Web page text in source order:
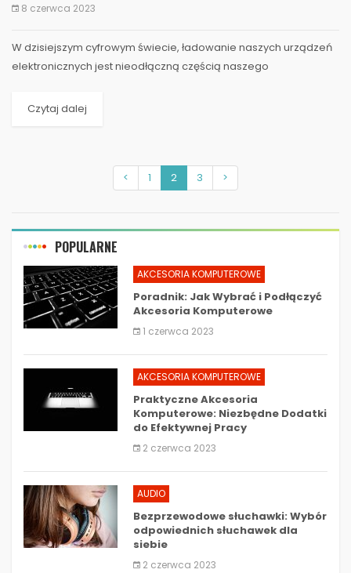
8 czerwca 2023
W dzisiejszym cyfrowym świecie, ładowanie naszych urządzeń
elektronicznych jest nieodłączną częścią naszego
Czytaj dalej
< 1 2 3 >
POPULARNE
AKCESORIA KOMPUTEROWE
Poradnik: Jak Wybrać i Podłączyć
Akcesoria Komputerowe
1 czerwca 2023
AKCESORIA KOMPUTEROWE
Praktyczne Akcesoria
Komputerowe: Niezbędne Dodatki
do Efektywnej Pracy
2 czerwca 2023
AUDIO
Bezprzewodowe słuchawki: Wybór
odpowiednich słuchawek dla
siebie
2 czerwca 2023